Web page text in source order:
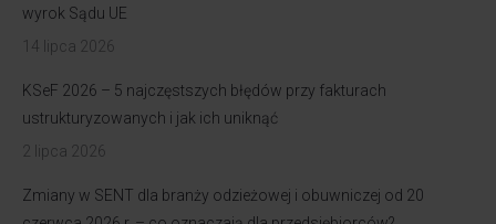
wyrok Sądu UE
14 lipca 2026
KSeF 2026 – 5 najczęstszych błędów przy fakturach
ustrukturyzowanych i jak ich uniknąć
2 lipca 2026
Zmiany w SENT dla branży odzieżowej i obuwniczej od 20